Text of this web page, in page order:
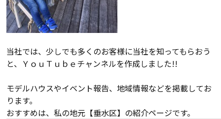
素材とデザイン
耐震性能+制震性能
長期優良住宅
当社では、少しでも多くのお客様に当社を知ってもらおう
と、ＹｏｕＴｕｂｅチャンネルを作成しました!!
モデルハウスやイベント報告、地域情報などを掲載してお
ります。
おすすめは、私の地元【垂水区】の紹介ページです。